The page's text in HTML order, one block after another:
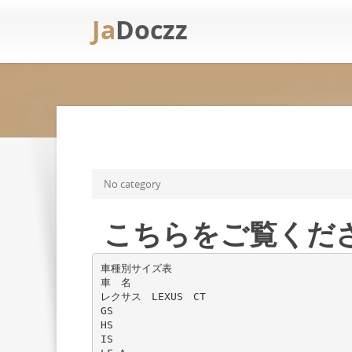
JaDoczz
No category
こちらをご覧くだ
車種別サイズ表
車 名
レクサス LEXUS CT
GS
HS
IS